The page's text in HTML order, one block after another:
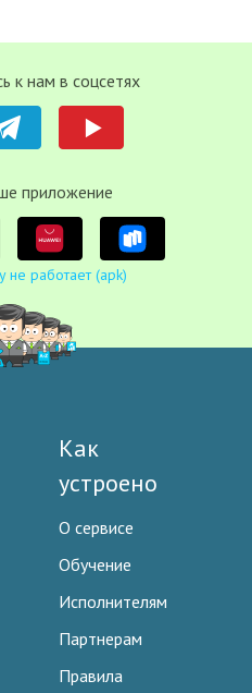
к нам в соцсетях
приложение
не работает (apk)
Как
устроено
О сервисе
Обучение
Исполнителям
Партнерам
Правила